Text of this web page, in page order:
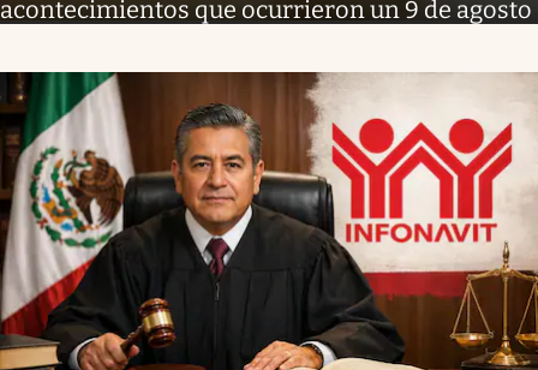
acontecimientos que ocurrieron un 9 de agosto